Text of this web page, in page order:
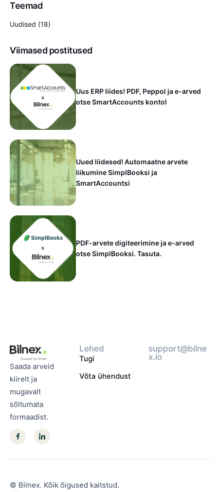
Teemad
Uudised (18)
Viimased postitused
Uus ERP liides! PDF, Peppol ja e-arved
otse SmartAccounts kontol
Uued liidesed! Automaatne arvete
liikumine SimplBooksi ja
SmartAccountsi
PDF-arvete digiteerimine ja e-arved
otse SimplBooksi. Tasuta.
Saada arveid
kiirelt ja
mugavalt
sõltumata
formaadist.
Lehed
Tugi
Võta ühendust
support@bilne
x.io
© Bilnex. Kõik õigused kaitstud.